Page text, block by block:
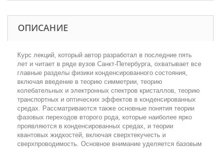
ОПИСАНИЕ
Курс лекций, который автор разработал в последние пять
лет и читает в ряде вузов Санкт-Петербурга, охватывает все
главные разделы физики конденсированного состояния,
включая введение в теорию симметрии, теорию
колебательных и электронных спектров кристаллов, теорию
транспортных и оптических эффектов в конденсированных
средах. Рассматриваются также основные понятия теории
фазовых переходов второго рода, которые наиболее ярко
проявляются в конденсированных средах, и теории
квантовых жидкостей, включая сверхтекучесть и
сверхпроводимость. Основное внимание уделяется базовым